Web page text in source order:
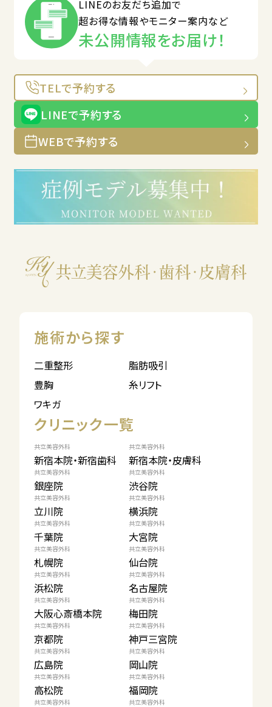
LINEのお友だち追加で
超お得な情報やモニター案内など
未公開情報をお届け！
TELで予約する
LINEで予約する
WEBで予約する
施術から探す
二重整形
脂肪吸引
豊胸
糸リフト
ワキガ
クリニック一覧
共立美容外科
新宿本院・新宿歯科
共立美容外科
新宿本院・皮膚科
共立美容外科
銀座院
共立美容外科
渋谷院
共立美容外科
立川院
共立美容外科
横浜院
共立美容外科
千葉院
共立美容外科
大宮院
共立美容外科
札幌院
共立美容外科
仙台院
共立美容外科
浜松院
共立美容外科
名古屋院
共立美容外科
大阪心斎橋本院
共立美容外科
梅田院
共立美容外科
京都院
共立美容外科
神戸三宮院
共立美容外科
広島院
共立美容外科
岡山院
共立美容外科
高松院
共立美容外科
福岡院
共立美容外科 共立美容外科